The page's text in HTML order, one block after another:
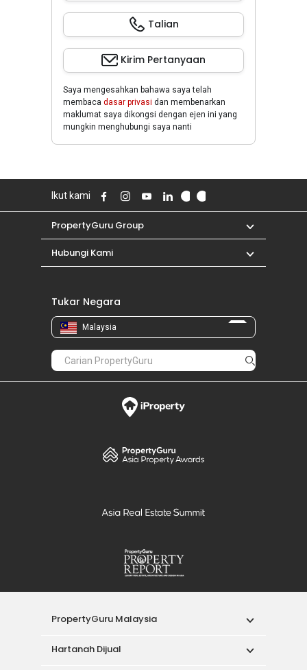
Talian
Kirim Pertanyaan
Saya mengesahkan bahawa saya telah
membaca dasar privasi dan membenarkan
maklumat saya dikongsi dengan ejen ini yang
mungkin menghubungi saya nanti
Ikut kami
PropertyGuru Group
Hubungi Kami
Tukar Negara
Malaysia
PropertyGuru Malaysia
Hartanah Dijual